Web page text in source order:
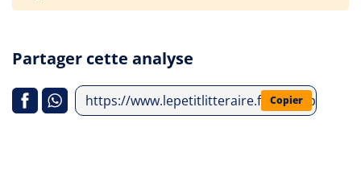
Partager cette analyse
https://www.lepetitlitteraire.fr/index.php/
Copier